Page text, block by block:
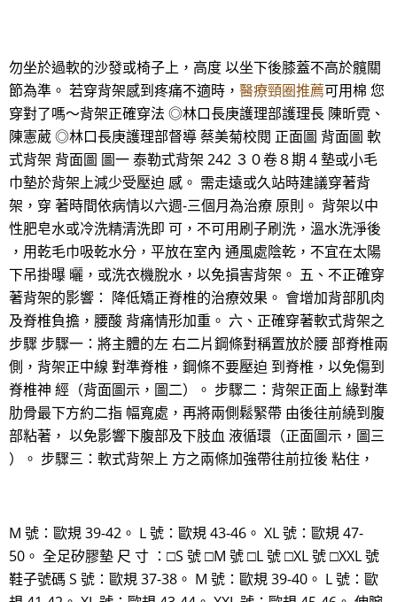
勿坐於過軟的沙發或椅子上，高度 以坐下後膝蓋不高於髖關
節為準。 若穿背架感到疼痛不適時， 醫療頸圈推薦可用棉 您
穿對了嗎～背架正確穿法 ◎林口長庚護理部護理長 陳昕霓、
陳憲葳 ◎林口長庚護理部督導 蔡美菊校閱 正面圖 背面圖 軟
式背架 背面圖 圖一 泰勒式背架 242 ３０卷８期 4 墊或小毛
巾墊於背架上減少受壓迫 感。 需走遠或久站時建議穿著背
架，穿 著時間依病情以六週-三個月為治療 原則。 背架以中
性肥皂水或冷洗精清洗即 可，不可用刷子刷洗，溫水洗淨後
，用乾毛巾吸乾水分，平放在室內 通風處陰乾，不宜在太陽
下吊掛曝 曬，或洗衣機脫水，以免損害背架。 五、不正確穿
著背架的影響： 降低矯正脊椎的治療效果。 會增加背部肌肉
及脊椎負擔，腰酸 背痛情形加重。 六、正確穿著軟式背架之
步驟 步驟一：將主體的左 右二片鋼條對稱置放於腰 部脊椎兩
側，背架正中線 對準脊椎，鋼條不要壓迫 到脊椎，以免傷到
脊椎神 經（背面圖示，圖二）。 步驟二：背架正面上 緣對準
肋骨最下方約二指 幅寬處，再將兩側鬆緊帶 由後往前繞到腹
部粘著， 以免影響下腹部及下肢血 液循環（正面圖示，圖三
）。 步驟三：軟式背架上 方之兩條加強帶往前拉後 粘住，
M 號：歐規 39-42。 L 號：歐規 43-46。 XL 號：歐規 47-
50。 全足矽膠墊 尺 寸 ：□S 號 □M 號 □L 號 □XL 號 □XXL 號
鞋子號碼 S 號：歐規 37-38。 M 號：歐規 39-40。 L 號：歐